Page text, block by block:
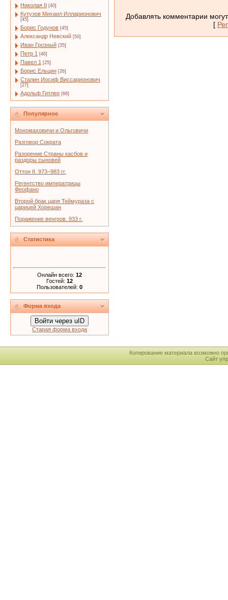
Николая II [40]
Кутузов Михаил Илларионович
[45]
Борис Годунов [45]
Александр Невский [50]
Иван Грозный [35]
Петр 1 [46]
Павел 1 [25]
Борис Ельцин [26]
Сталин Иосиф Виссарионович
[27]
Адольф Гитлер [66]
Популярное
Мономаховичи и Ольговичи
Разговор Сократа
Разорение Страны касбов и
раздоры сыновей
Оттон II. 973–983 гг.
Регентство императрицы
Феофано
Второй брак царя Теймураза с
царицей Хорешан
Поражение венгров. 933 г.
Статистика
Онлайн всего: 12
Гостей: 12
Пользователей: 0
Форма входа
Войти через uID
Старая форма входа
Добавлять комментарии
[
Копирование материала возможно
Сайт